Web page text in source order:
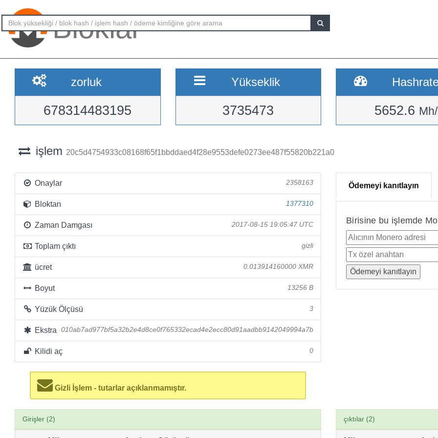
Bloklar
zorluk
678314483195
Yükseklik
3735473 5652.6
işlem 20c5d4754933c08168f65f1bbddaed4f28e9553defe0273ee487f55820b221a0
Onaylar 2358163
Bloktan 1377310
Zaman Damgası 2017-08-15 19:05:47 UTC
Toplam çıktı gizli
ücret 0.013914160000 XMR
Boyut 13256 B
Yüzük Ölçüsü 3
Ekstra 010ab7ad977bf5a32b2e4d8ce0f765332ecad4e2ecc80d91aadbb9142049994a7b
Kilidi aç 0
Gizli İşlem - tutarlar açıklanmamıştır.
Ödemeyi kanıtlayın
Birisine bu işlemde
Girişler (2) çıktılar (2)